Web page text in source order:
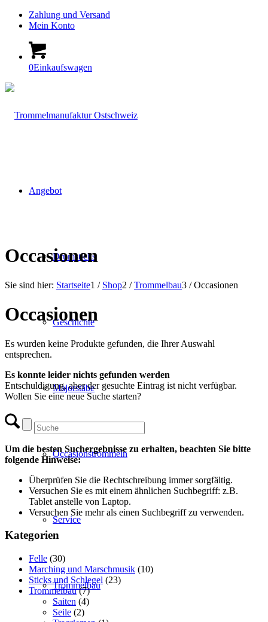
Zahlung und Versand
Mein Konto
0Einkaufswagen
Angebot
Drumsticks
Geschichte
Majorstäbe
Occasionstrommeln
Service
Trommelbau
Occasionen
Sie sind hier: Startseite1 / Shop2 / Trommelbau3 / Occasionen
Occasionen
Es wurden keine Produkte gefunden, die Ihrer Auswahl
entsprechen.
Es konnte leider nichts gefunden werden
Entschuldigung, aber der gesuchte Eintrag ist nicht verfügbar.
Wollen Sie eine neue Suche starten?
Um die besten Suchergebnisse zu erhalten, beachten Sie bitte
folgende Hinweise:
Überprüfen Sie die Rechtschreibung immer sorgfältig.
Versuchen Sie es mit einem ähnlichen Suchbegriff: z.B.
Tablet anstelle von Laptop.
Versuchen Sie mehr als einen Suchbegriff zu verwenden.
Kategorien
Felle (30)
Marching und Marschmusik (10)
Sticks und Schlegel (23)
Trommelbau (7)
Saiten (4)
Seile (2)